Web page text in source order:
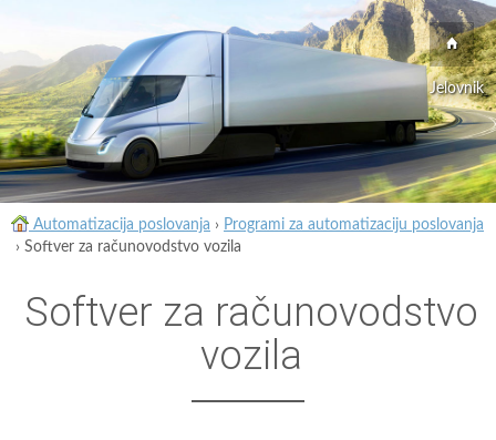
Jelovnik
Automatizacija poslovanja › Programi za automatizaciju poslovanja
› Softver za računovodstvo vozila
Softver za računovodstvo
vozila